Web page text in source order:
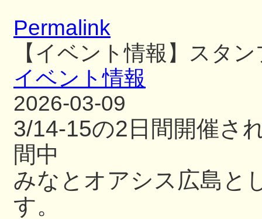
Permalink
【イベント情報】スタ
イベント情報
2026-03-09
3/14-15の2日間開催さ
間中
みなとオアシス広島と
す。